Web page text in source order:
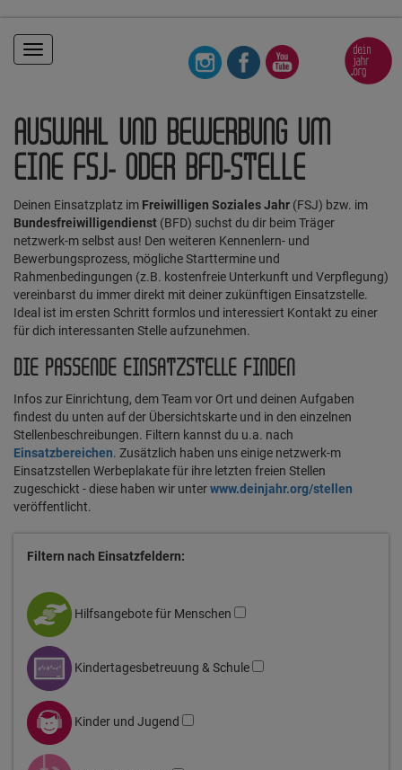
Toggle
navigation
AUSWAHL UND BEWERBUNG UM
EINE FSJ- ODER BFD-STELLE
Deinen Einsatzplatz im Freiwilligen Soziales Jahr (FSJ) bzw. im
Bundesfreiwilligendienst (BFD) suchst du dir beim Träger
netzwerk-m selbst aus! Den weiteren Kennenlern- und
Bewerbungsprozess, mögliche Starttermine und
Rahmenbedingungen (z.B. kostenfreie Unterkunft und Verpflegung)
vereinbarst du immer direkt mit deiner zukünftigen Einsatzstelle.
Ideal ist im ersten Schritt formlos und interessiert Kontakt zu einer
für dich interessanten Stelle aufzunehmen.
DIE PASSENDE EINSATZSTELLE FINDEN
Infos zur Einrichtung, dem Team vor Ort und deinen Aufgaben
findest du unten auf der Übersichtskarte und in den einzelnen
Stellenbeschreibungen. Filtern kannst du u.a. nach
Einsatzbereichen. Zusätzlich haben uns einige netzwerk-m
Einsatzstellen Werbeplakate für ihre letzten freien Stellen
zugeschickt - diese haben wir unterwww.deinjahr.org/stellen
veröffentlicht.
Filtern nach Einsatzfeldern:
Hilfsangebote für Menschen
Kindertagesbetreuung & Schule
Kinder und Jugend